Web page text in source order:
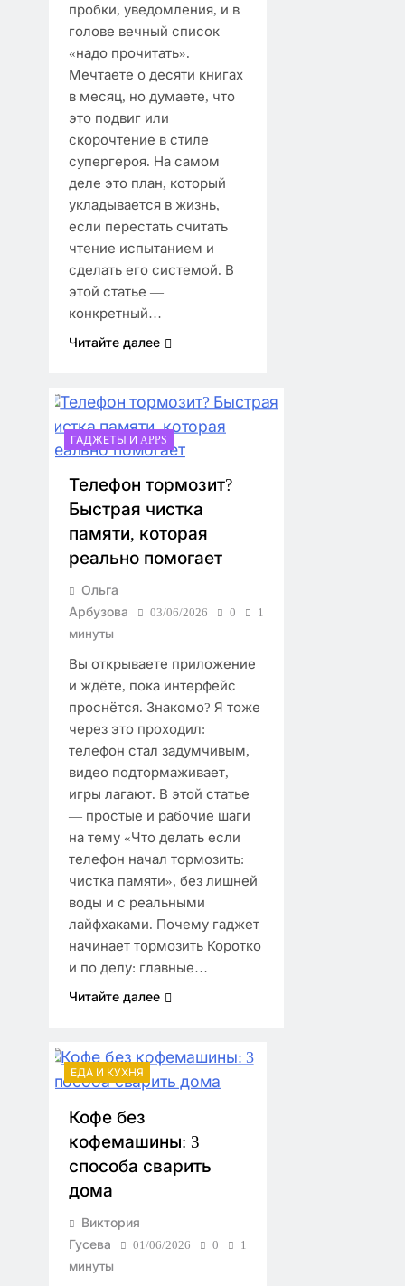
пробки, уведомления, и в
голове вечный список
«надо прочитать».
Мечтаете о десяти книгах
в месяц, но думаете, что
это подвиг или
скорочтение в стиле
супергероя. На самом
деле это план, который
укладывается в жизнь,
если перестать считать
чтение испытанием и
сделать его системой. В
этой статье —
конкретный…
Читайте далее
ГАДЖЕТЫ И APPS
Телефон тормозит?
Быстрая чистка
памяти, которая
реально помогает
Ольга
Арбузова
03/06/2026 0
1
минуты
Вы открываете приложение
и ждёте, пока интерфейс
проснётся. Знакомо? Я тоже
через это проходил:
телефон стал задумчивым,
видео подтормаживает,
игры лагают. В этой статье
— простые и рабочие шаги
на тему «Что делать если
телефон начал тормозить:
чистка памяти», без лишней
воды и с реальными
лайфхаками. Почему гаджет
начинает тормозить Коротко
и по делу: главные…
Читайте далее
ЕДА И КУХНЯ
Кофе без
кофемашины: 3
способа сварить
дома
Виктория
Гусева
01/06/2026 0
1
минуты